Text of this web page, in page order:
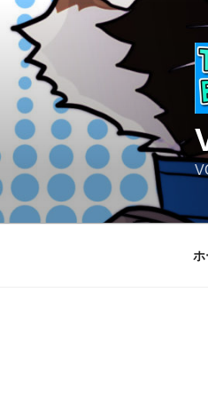
ン
キ
ッ
プ
ホ